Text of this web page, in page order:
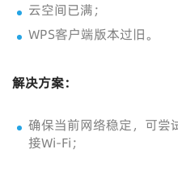
云空间已满；
WPS客户端版本过旧。
解决方案：
确保当前网络稳定，可尝
接Wi-Fi；